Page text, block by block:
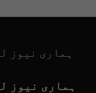
ہماری نیوز
ہماری نیوز